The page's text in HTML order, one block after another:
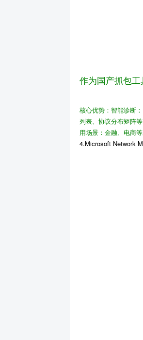
作为国产抓包
核心优势 ：智能诊断
列表、协议分布矩阵
用场景 ：金融、电商
4.Microsoft Network